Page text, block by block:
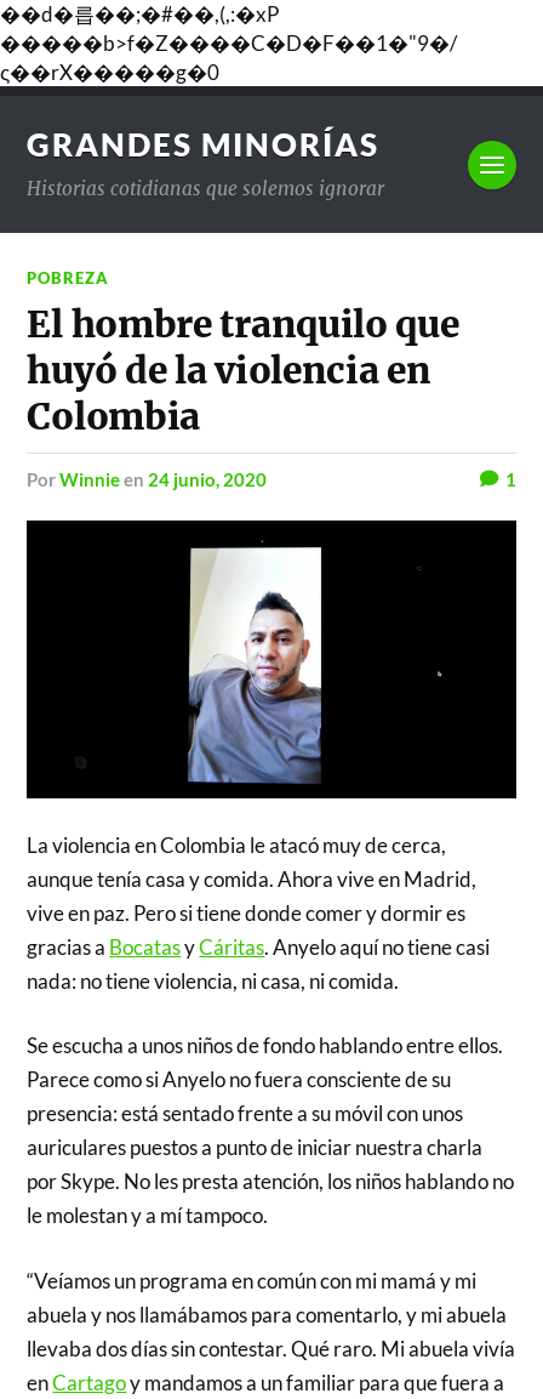
��d�릅��;�#��,(,:�xP
�����b>f�Z����C�D�F��1�"9�/
ς��rX�����g�0
GRANDES MINORÍAS
Historias cotidianas que solemos ignorar
POBREZA
El hombre tranquilo que
huyó de la violencia en
Colombia
porWinnieen 24 junio, 2020 1
La violencia en Colombia le atacó muy de cerca,
aunque tenía casa y comida. Ahora vive en Madrid,
vive en paz. Pero si tiene donde comer y dormir es
gracias a BocatasyCáritas. Anyelo aquí no tiene casi
nada: no tiene violencia, ni casa, ni comida.
Se escucha a unos niños de fondo hablando entre ellos.
Parece como si Anyelo no fuera consciente de su
presencia: está sentado frente a su móvil con unos
auriculares puestos a punto de iniciar nuestra charla
por Skype. No les presta atención, los niños hablando no
le molestan y a mí tampoco.
“Veíamos un programa en común con mi mamá y mi
abuela y nos llamábamos para comentarlo, y mi abuela
llevaba dos días sin contestar. Qué raro. Mi abuela vivía
enCartagoy mandamos a un familiar para que fuera a